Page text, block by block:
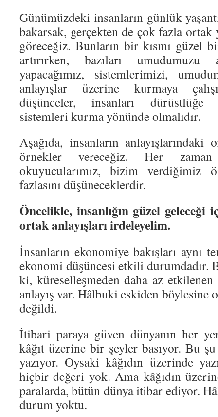
Günümüzdeki insanların günlük
bakarsak, gerçekten de çok fazla
göreceğiz. Bunların bir kısmı güzel
artırırken, bazıları umudumuzu
yapacağımız, sistemlerimizi,
anlayışlar üzerine kurmaya
düşünceler, insanları dürüstlüğe
sistemleri kurma yönünde olmalıdır.
Aşağıda, insanların anlayışlarındaki
örnekler vereceğiz. Her
okuyucularımız, bizim verdiğimiz
fazlasını düşüneceklerdir.
Öncelikle, insanlığın güzel
ortak anlayışları irdeleyelim.
İnsanların ekonomiye bakışları aynı
ekonomi düşüncesi etkili durumdadır.
ki, küreselleşmeden daha az
anlayış var. Hâlbuki eskiden böylesine
değildi.
İtibari paraya güven dünyanın her
kâğıt üzerine bir şeyler basıyor. Bu
yazıyor. Oysaki kâğıdın üzerinde
hiçbir değeri yok. Ama kâğıdın
paralarda, bütün dünya itibar ediyor.
durum yoktu.